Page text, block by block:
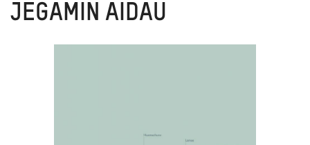
JEGAMIN AIDAU